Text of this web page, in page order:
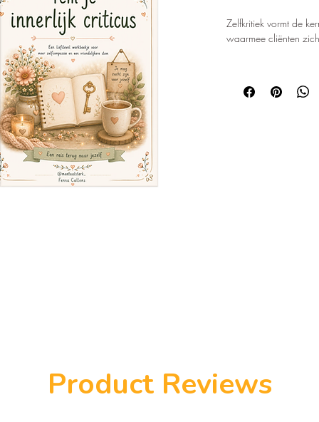
Zelfkritiek vormt de
waarmee cliënten
uitstelgedrag, burn-
zelfbeeld schuilt
• beperkende
• perfectionistische
Product Reviews